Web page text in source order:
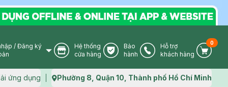
User Icon
/ Đăng ký
Store Icon
Hệ thống
cửa hàng
Warranty Icon
Bảo
hành
Phone Icon
Hỗ trợ
khách hàng
Cart
0
ứng dụng Map icon
Phường 8, Quận 10, Thành phố Hồ Chí Minh